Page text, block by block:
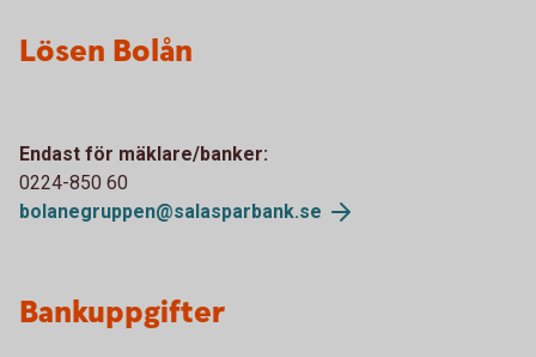
Lösen Bolån
Endast för mäklare/banker:
0224-850 60
bolanegruppen@salasparbank.se
Bankuppgifter